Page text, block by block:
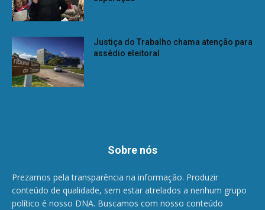
Justiça do Trabalho chama atenção para
assédio eleitoral
Sobre nós
Prezamos pela transparência na informação. Produzir
conteúdo de qualidade, sem estar atrelados a nenhum grupo
político é nosso DNA. Buscamos com nosso conteúdo